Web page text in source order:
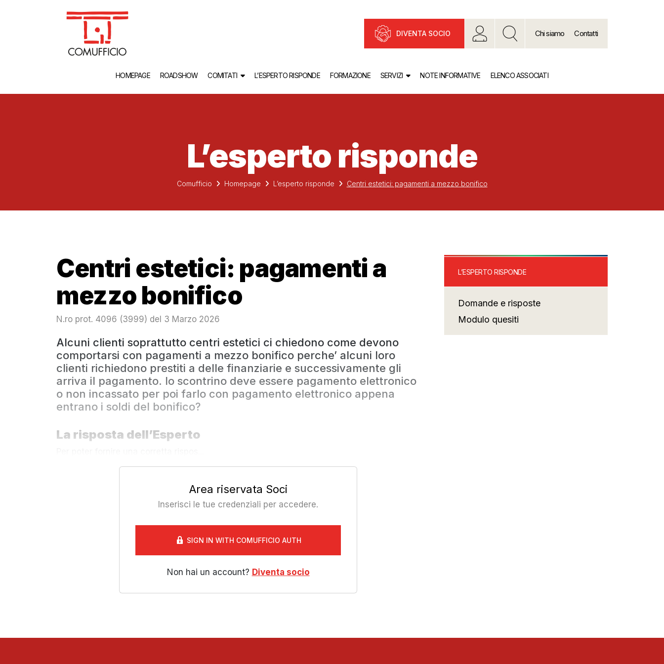
DIVENTA SOCIO Chi siamo Contatti
HOMEPAGE ROADSHOW COMITATI L’ESPERTO RISPONDE FORMAZIONE SERVIZI NOTE INFORMATIVE ELENCO ASSOCIATI
L’esperto risponde
Comufficio Homepage L’esperto risponde Centri estetici: pagamenti a mezzo bonifico
Centri estetici: pagamenti a
mezzo bonifico
N.ro prot. 4096 (3999) del 3 Marzo 2026
Alcuni clienti soprattutto centri estetici ci chiedono come devono
comportarsi con pagamenti a mezzo bonifico perche’ alcuni loro
clienti richiedono prestiti a delle finanziarie e successivamente gli
arriva il pagamento. lo scontrino deve essere pagamento elettronico
o non incassato per poi farlo con pagamento elettronico appena
entrano i soldi del bonifico?
La risposta dell’Esperto
Area riservata Soci
Inserisci le tue credenziali per accedere.
SIGN IN WITH COMUFFICIO AUTH
Non hai un account? Diventa socio
L’ESPERTO RISPONDE
Domande e risposte
Modulo quesiti